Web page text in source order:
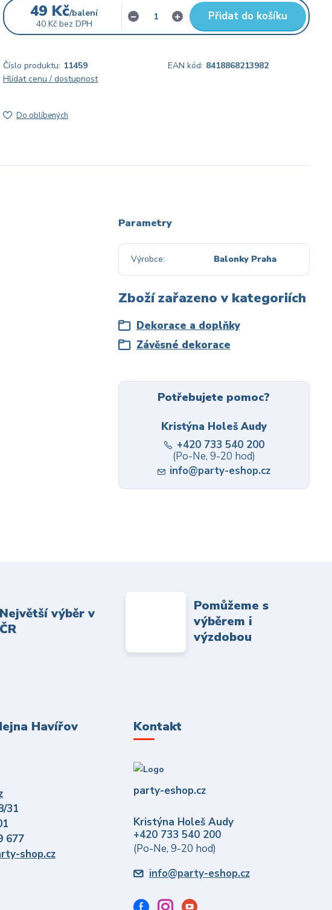
49 Kč/balení
40 Kč bez DPH
Přidat do košíku
Číslo produktu: 11459 EAN kód: 8418868213982
Hlídat cenu / dostupnost
Do oblíbených
Parametry
Výrobce Balonky Praha
Zboží zařazeno v kategoriích
Dekorace a doplňky
Závěsné dekorace
Potřebujete pomoc?
Kristýna Holeš Audy
+420 733 540 200
(Po-Ne, 9-20 hod)
info@party-eshop.cz
Největší výběr v
ČR
Pomůžeme s
výběrem i
výzdobou
Havířov
31
677
shop.cz
Kontakt
party-eshop.cz
Kristýna Holeš Audy
+420 733 540 200
(Po-Ne, 9-20 hod)
info@party-eshop.cz